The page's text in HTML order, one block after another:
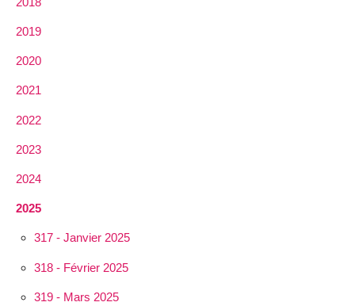
2019
2020
2021
2022
2023
2024
2025
317 - Janvier 2025
318 - Février 2025
319 - Mars 2025